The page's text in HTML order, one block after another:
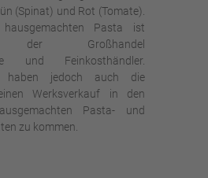
(Spinat) und Rot (Tomate).
Pasta ist
der Großhandel
und Feinkosthändler.
haben jedoch auch die
Werksverkauf in den
Pasta- und
zu kommen.